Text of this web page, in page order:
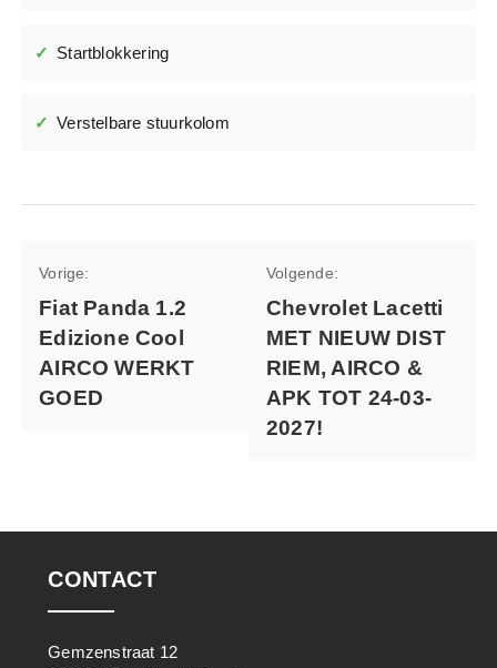
Startblokkering
Verstelbare stuurkolom
navigatie
Vorige:
Fiat Panda 1.2
Edizione Cool
AIRCO WERKT
GOED
Volgende:
Chevrolet Lacetti
MET NIEUW DIST
RIEM, AIRCO &
APK TOT 24-03-
2027!
CONTACT
Gemzenstraat 12